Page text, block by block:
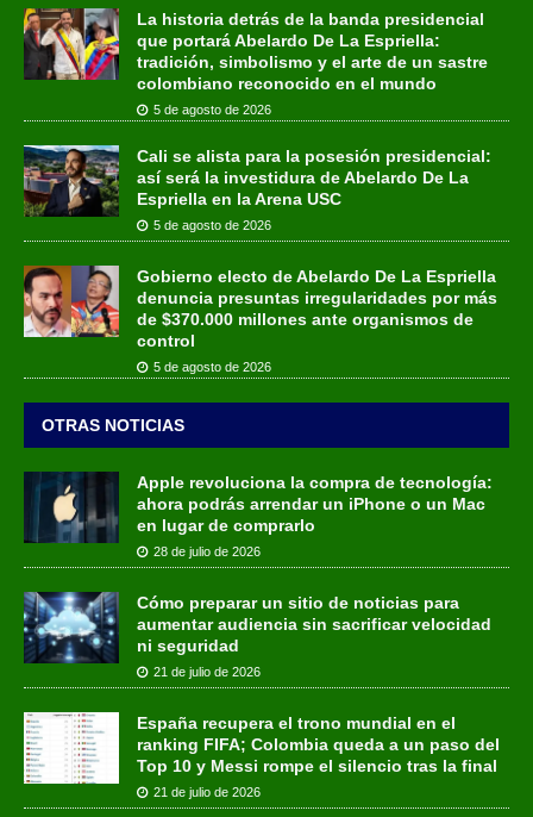
La historia detrás de la banda presidencial
que portará Abelardo De La Espriella:
tradición, simbolismo y el arte de un sastre
colombiano reconocido en el mundo
5 de agosto de 2026
Cali se alista para la posesión presidencial:
así será la investidura de Abelardo De La
Espriella en la Arena USC
5 de agosto de 2026
Gobierno electo de Abelardo De La Espriella
denuncia presuntas irregularidades por más
de $370.000 millones ante organismos de
control
5 de agosto de 2026
OTRAS NOTICIAS
Apple revoluciona la compra de tecnología:
ahora podrás arrendar un iPhone o un Mac
en lugar de comprarlo
28 de julio de 2026
Cómo preparar un sitio de noticias para
aumentar audiencia sin sacrificar velocidad
ni seguridad
21 de julio de 2026
España recupera el trono mundial en el
ranking FIFA; Colombia queda a un paso del
Top 10 y Messi rompe el silencio tras la final
21 de julio de 2026